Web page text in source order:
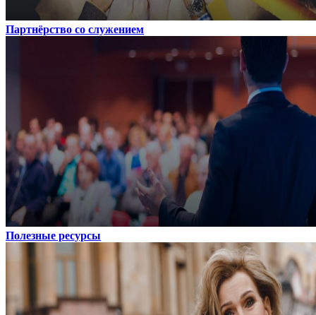
Партнёрство со служением
Полезные ресурсы